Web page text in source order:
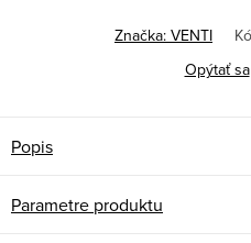
Značka: VENTI
Opýtať sa
Popis
Parametre produktu